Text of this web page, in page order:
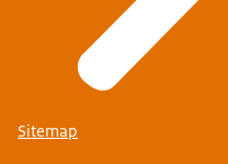
Sitemap